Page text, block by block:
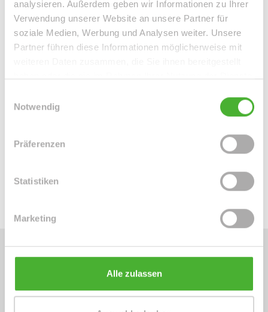
analysieren. Außerdem geben wir Informationen zu Ihrer
Verwendung unserer Website an unsere Partner für
soziale Medien, Werbung und Analysen weiter. Unsere
Partner führen diese Informationen möglicherweise mit
Notwendig
Präferenzen
Statistiken
Marketing
Alle zulassen
Frau Peggy Günther
Energieausweis (Bedarfsausweis)